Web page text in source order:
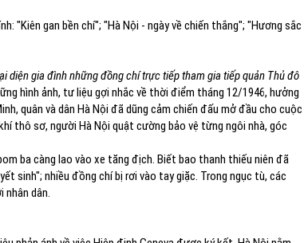
"Kiên gan bền chí"; "Hà Nội - ngày về chiến thắng"; "Hương sắc
diện gia đình những đồng chí trực tiếp tham gia tiếp quản Thủ đô
hình ảnh, tư liệu gợi nhắc về thời điểm tháng 12/1946, hưởng
quân và dân Hà Nội đã dũng cảm chiến đấu mở đầu cho cuộc
thô sơ, người Hà Nội quật cường bảo vệ từng ngôi nhà, góc
ba càng lao vào xe tăng địch. Biết bao thanh thiếu niên đã
sinh"; nhiều đồng chí bị rơi vào tay giặc. Trong ngục tù, các
nhân dân.